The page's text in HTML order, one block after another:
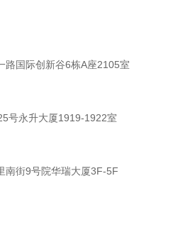
路国际创新谷6栋A座2105室
号永升大厦1919-1922室
南街9号院华瑞大厦3F-5F